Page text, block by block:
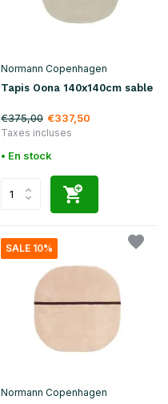
Normann Copenhagen
Tapis Oona 140x140cm sable
€375,00 €337,50
Taxes incluses
• En stock
SALE 10%
Normann Copenhagen